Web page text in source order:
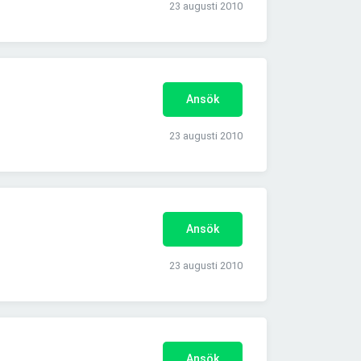
23 augusti 2010
Ansök
23 augusti 2010
Ansök
23 augusti 2010